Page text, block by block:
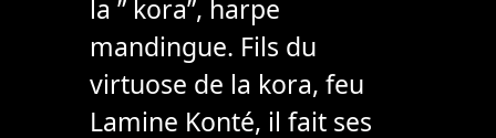
la ” kora”, harpe
mandingue. Fils du
virtuose de la kora, feu
Lamine Konté, il fait ses